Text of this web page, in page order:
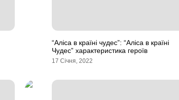
“Аліса в країні чудес”: “Аліса в країні
Чудес” характеристика героїв
17 Січня, 2022